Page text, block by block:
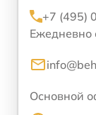
+7 (495)
Ежедневно
Основной